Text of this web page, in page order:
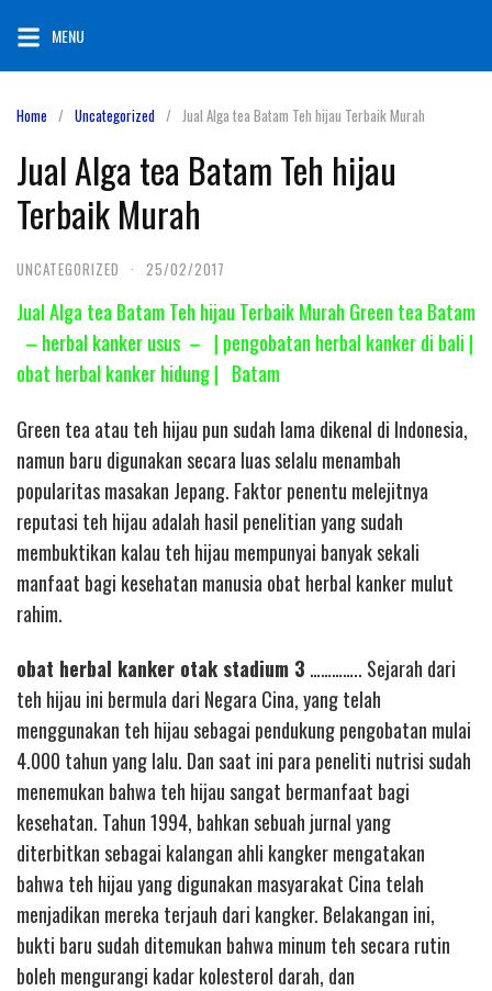
content
MENU
Home Uncategorized Jual Alga tea Batam Teh hijau Terbaik Murah
Jual Alga tea Batam Teh hijau
Terbaik Murah
UNCATEGORIZED · 25/02/2017
Jual Alga tea Batam Teh hijau Terbaik Murah Green tea Batam
– herbal kanker usus – | pengobatan herbal kanker di bali |
obat herbal kanker hidung | Batam
Green tea atau teh hijau pun sudah lama dikenal di Indonesia,
namun baru digunakan secara luas selalu menambah
popularitas masakan Jepang. Faktor penentu melejitnya
reputasi teh hijau adalah hasil penelitian yang sudah
membuktikan kalau teh hijau mempunyai banyak sekali
manfaat bagi kesehatan manusia obat herbal kanker mulut
rahim.
obat herbal kanker otak stadium 3 ………….. Sejarah dari
teh hijau ini bermula dari Negara Cina, yang telah
menggunakan teh hijau sebagai pendukung pengobatan mulai
4.000 tahun yang lalu. Dan saat ini para peneliti nutrisi sudah
menemukan bahwa teh hijau sangat bermanfaat bagi
kesehatan. Tahun 1994, bahkan sebuah jurnal yang
diterbitkan sebagai kalangan ahli kangker mengatakan
bahwa teh hijau yang digunakan masyarakat Cina telah
menjadikan mereka terjauh dari kangker. Belakangan ini,
bukti baru sudah ditemukan bahwa minum teh secara rutin
boleh mengurangi kadar kolesterol darah, dan